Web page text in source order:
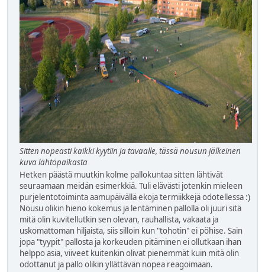
Sitten nopeasti kaikki kyytiin ja tavaalle, tässä nousun jälkeinen
kuva lähtöpaikasta
Hetken päästä muutkin kolme pallokuntaa sitten lähtivät
seuraamaan meidän esimerkkiä. Tuli elävästi jotenkin mieleen
purjelentotoiminta aamupäivällä ekoja termiikkejä odotellessa :)
Nousu olikin hieno kokemus ja lentäminen pallolla oli juuri sitä
mitä olin kuvitellutkin sen olevan, rauhallista, vakaata ja
uskomattoman hiljaista, siis silloin kun "tohotin" ei pöhise. Sain
jopa "tyypit" pallosta ja korkeuden pitäminen ei ollutkaan ihan
helppo asia, viiveet kuitenkin olivat pienemmät kuin mitä olin
odottanut ja pallo olikin yllättävän nopea reagoimaan.